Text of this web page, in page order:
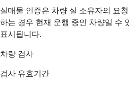
실매물 인증은 차량 실 소유자의 요
하는 경우 현재 운행 중인 차량일 수
표시됩니다.
차량 검사
검사 유효기간